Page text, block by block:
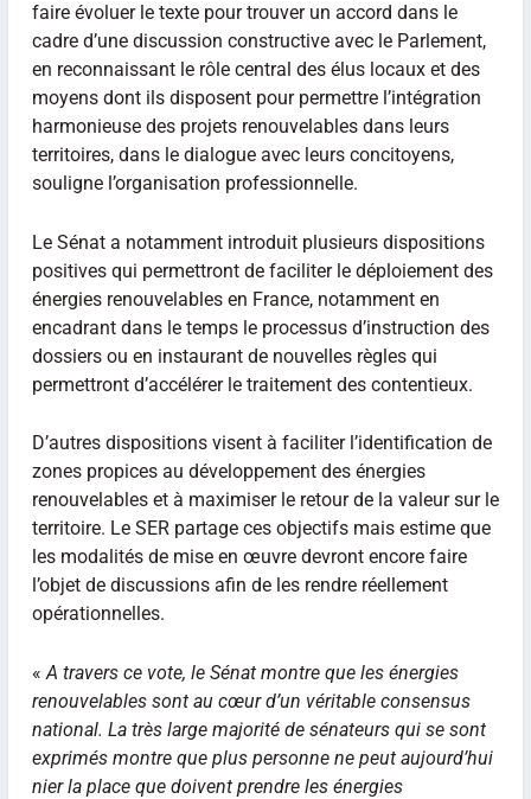
faire évoluer le texte pour trouver un accord dans le
cadre d’une discussion constructive avec le Parlement,
en reconnaissant le rôle central des élus locaux et des
moyens dont ils disposent pour permettre l’intégration
harmonieuse des projets renouvelables dans leurs
territoires, dans le dialogue avec leurs concitoyens,
souligne l’organisation professionnelle.
Le Sénat a notamment introduit plusieurs dispositions
positives qui permettront de faciliter le déploiement des
énergies renouvelables en France, notamment en
encadrant dans le temps le processus d’instruction des
dossiers ou en instaurant de nouvelles règles qui
permettront d’accélérer le traitement des contentieux.
D’autres dispositions visent à faciliter l’identification de
zones propices au développement des énergies
renouvelables et à maximiser le retour de la valeur sur le
territoire. Le SER partage ces objectifs mais estime que
les modalités de mise en œuvre devront encore faire
l’objet de discussions afin de les rendre réellement
opérationnelles.
«A travers ce vote, le Sénat montre que les énergies
renouvelables sont au cœur d’un véritable consensus
national. La très large majorité de sénateurs qui se sont
exprimés montre que plus personne ne peut aujourd’hui
nier la place que doivent prendre les énergies